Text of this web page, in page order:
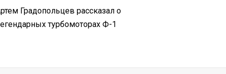
Градопольцев рассказал о
турбомоторах Ф-1